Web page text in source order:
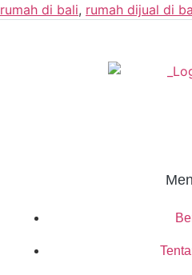
rumah di bali, rumah dijual di